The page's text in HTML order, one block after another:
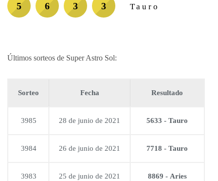
5 6 3 3 Tauro
Últimos sorteos de Super Astro Sol:
Sorteo Fecha Resultado
3985 28 de junio de 2021 5633 - Tauro
3984 26 de junio de 2021 7718 - Tauro
3983 25 de junio de 2021 8869 - Aries